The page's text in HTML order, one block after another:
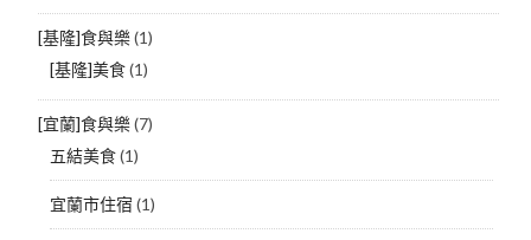
[基隆]食與樂(1)
[基隆]美食(1)
[宜蘭]食與樂(7)
五結美食(1)
宜蘭市住宿 (1)